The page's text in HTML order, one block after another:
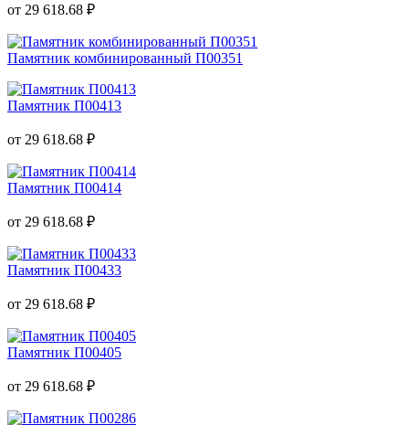
от 29 618.68 ₽
Памятник комбинированный П00351
Памятник П00413
от 29 618.68 ₽
Памятник П00414
от 29 618.68 ₽
Памятник П00433
от 29 618.68 ₽
Памятник П00405
от 29 618.68 ₽